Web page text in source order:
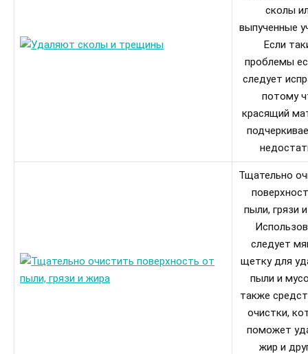
сколы
выпученные
Если
проблемы
следует
потому
красящий
Тщательно
пыли, грязи
следует
щетку для
пыли и
также
очистки,
поможет
жир и